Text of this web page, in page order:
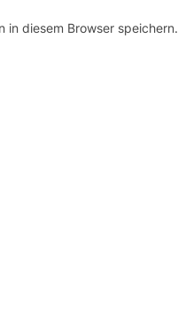
in diesem Browser speichern.